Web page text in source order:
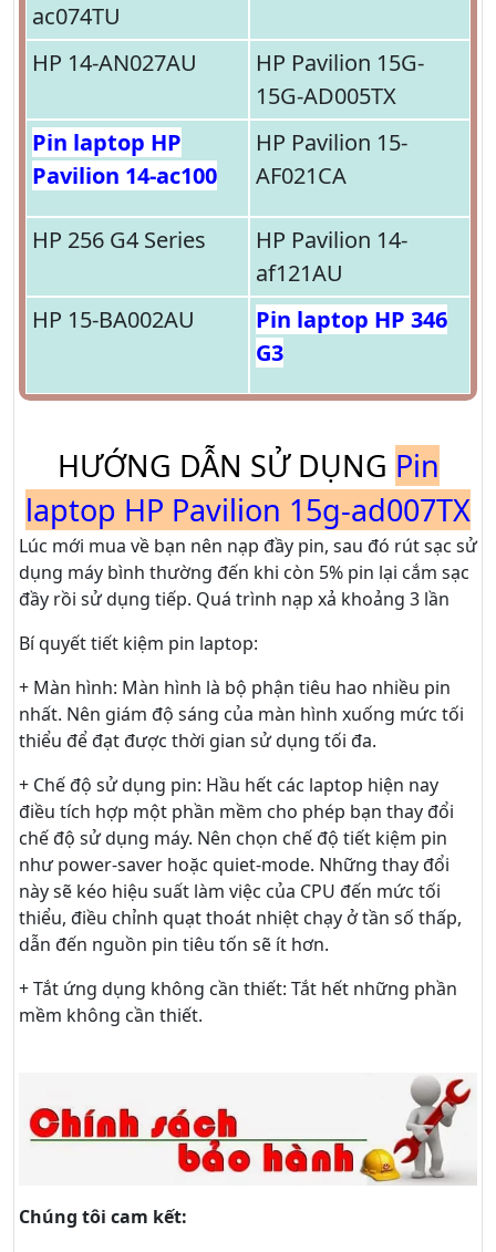
ac074TU
HP 14-AN027AU
HP Pavilion 15G-
15G-AD005TX
Pin laptop HP
Pavilion 14-ac100
HP Pavilion 15-
AF021CA
HP 256 G4 Series
HP Pavilion 14-
af121AU
HP 15-BA002AU
Pin laptop HP 346
G3
HƯỚNG DẪN SỬ DỤNG Pin
laptop HP Pavilion 15g-ad007TX
Lúc mới mua về bạn nên nạp đầy pin, sau đó rút sạc sử
dụng máy bình thường đến khi còn 5% pin lại cắm sạc
đầy rồi sử dụng tiếp. Quá trình nạp xả khoảng 3 lần
Bí quyết tiết kiệm pin laptop:
+ Màn hình: Màn hình là bộ phận tiêu hao nhiều pin
nhất. Nên giám độ sáng của màn hình xuống mức tối
thiểu để đạt được thời gian sử dụng tối đa.
+ Chế độ sử dụng pin: Hầu hết các laptop hiện nay
điều tích hợp một phần mềm cho phép bạn thay đổi
chế độ sử dụng máy. Nên chọn chế độ tiết kiệm pin
như power-saver hoặc quiet-mode. Những thay đổi
này sẽ kéo hiệu suất làm việc của CPU đến mức tối
thiểu, điều chỉnh quạt thoát nhiệt chạy ở tần số thấp,
dẫn đến nguồn pin tiêu tốn sẽ ít hơn.
+ Tắt ứng dụng không cần thiết: Tắt hết những phần
mềm không cần thiết.
Chúng tôi cam kết: